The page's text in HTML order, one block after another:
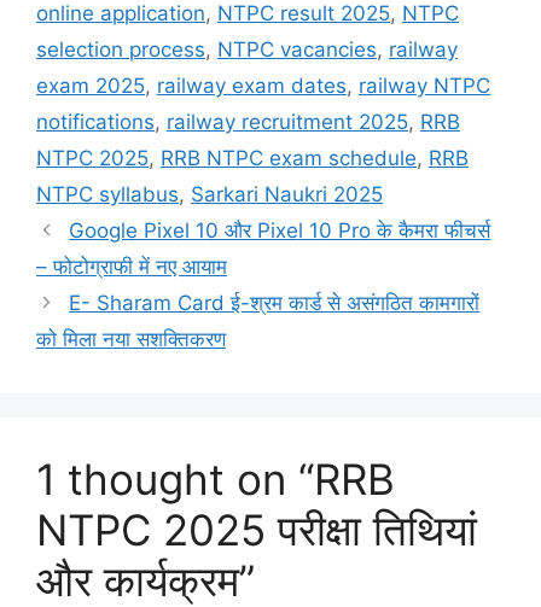
online application, NTPC result 2025, NTPC
selection process, NTPC vacancies, railway
exam 2025, railway exam dates, railway NTPC
notifications, railway recruitment 2025, RRB
NTPC 2025, RRB NTPC exam schedule, RRB
NTPC syllabus, Sarkari Naukri 2025
Google Pixel 10 और Pixel 10 Pro के कैमरा फीचर्स
– फोटोग्राफी में नए आयाम
E- Sharam Card ई-श्रम कार्ड से असंगठित कामगारों
को मिला नया सशक्तिकरण
1 thought on “RRB
NTPC 2025 परीक्षा तिथियां
और कार्यक्रम”